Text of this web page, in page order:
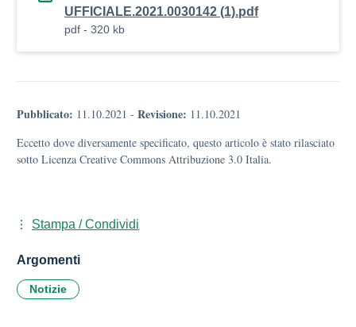
UFFICIALE.2021.0030142 (1).pdf
pdf - 320 kb
Pubblicato: 11.10.2021 - Revisione: 11.10.2021
Eccetto dove diversamente specificato, questo articolo è stato rilasciato
sotto Licenza Creative Commons Attribuzione 3.0 Italia.
Stampa / Condividi
Argomenti
Notizie